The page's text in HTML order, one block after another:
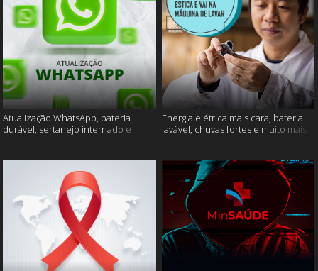
Atualização WhatsApp, bateria
durável, sertanejo internado e
Energia elétrica mais cara, bateria
lavável, chuvas fortes e muito mais